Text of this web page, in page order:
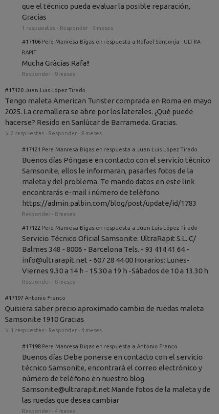
que el técnico pueda evaluar la posible reparación,
Gracias
1 respuestas · Responder · 9 meses
#17106 Pere Manresa Bigas en respuesta a Rafael Santonja - ULTRA
RAPIT
Mucha Gràcias Rafa!!
Responder · 9 meses
#17120 Juan Luis López Tirado
Tengo maleta American Turister comprada en Roma en mayo
2025. La cremallera se abre por los laterales. ¿Qué puede
hacerse? Resido en Sanlúcar de Barrameda. Gracias.
↳ 2 respuestas · Responder · 8 meses
#17121 Pere Manresa Bigas en respuesta a Juan Luis López Tirado
Buenos días Póngase en contacto con el servicio técnico
Samsonite, ellos le informaran, pasarles fotos de la
maleta y del problema. Te mando datos en este link
encontrarás e-mail i número de telèfono
https://admin.palbin.com/blog/post/update/id/1783
Responder · 8 meses
#17122 Pere Manresa Bigas en respuesta a Juan Luis López Tirado
Servicio Técnico Oficial Samsonite: UltraRapit S.L. C/
Balmes 348 - 8006 - Barcelona Tels. - 93 414 41 64 -
info@ultrarapit.net - 607 28 44 00 Horarios: Lunes-
Viernes 9.30 a 14 h - 15.30 a 19 h -Sábados de 10 a 13.30 h
Responder · 8 meses
#17197 Antonio Franco
Quisiera saber precio aproximado cambio de ruedas maleta
Samsonite 1910 Gracias
↳ 1 respuestas · Responder · 4 meses
#17198 Pere Manresa Bigas en respuesta a Antonio Franco
Buenos días Debe ponerse en contacto con el servicio
técnico Samsonite, encontrará el correo electrónico y
número de teléfono en nuestro blog.
Samsonite@ultrarapit.net Mande fotos de la maleta y de
las ruedas que desea cambiar
Responder · 4 meses